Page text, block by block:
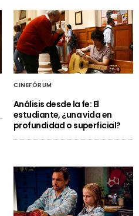
CINEFÓRUM
Análisis desde la fe: El
estudiante, ¿una vida en
profundidad o superficial?